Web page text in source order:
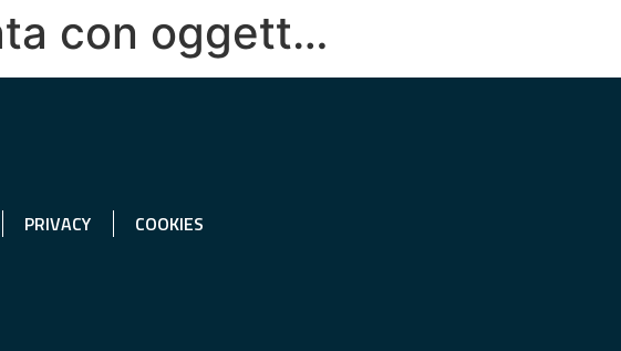
con oggett…
PRIVACY COOKIES